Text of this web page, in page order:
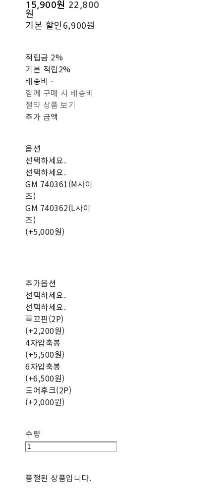
15,900원 22,800
원
기본 할인6,900원
적립금 2%
기본 적립2%
배송비-
함께 구매 시 배송비
절약 상품 보기
추가 금액
옵션
선택하세요.
선택하세요.
GM 740361(M사이
즈)
GM 740362(L사이
즈)
(+5,000원)
추가옵션
선택하세요.
선택하세요.
꼭꼬핀(2P)
(+2,200원)
4자압축봉
(+5,500원)
6자압축봉
(+6,500원)
도어후크(2P)
(+2,000원)
수량
품절된 상품입니다.